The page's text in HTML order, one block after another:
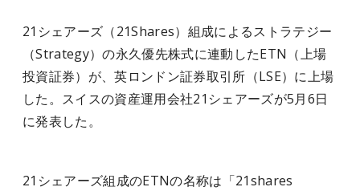
21シェアーズ（21Shares）組成によるストラテジー
（Strategy）の永久優先株式に連動したETN （上場
投資証券） が、英ロンドン証券取引所（LSE）に上場
した。スイスの資産運用会社21シェアーズが5月6日
に発表した。
21シェアーズ組成のETNの名称は「21shares